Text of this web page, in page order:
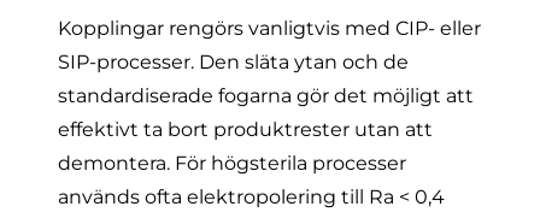
Kopplingar rengörs vanligtvis med CIP- eller
SIP-processer. Den släta ytan och de
standardiserade fogarna gör det möjligt att
effektivt ta bort produktrester utan att
demontera. För högsterila processer
används ofta elektropolering till Ra < 0,4